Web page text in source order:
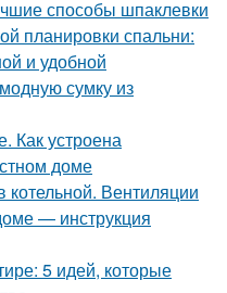
способы шпаклевки
планировки спальни:
и удобной
сумку из
Как устроена
доме
котельной. Вентиляции
— инструкция
5 идей, которые